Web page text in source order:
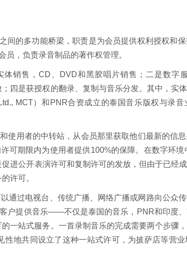
间的多功能桥梁，职责是为会员提供权利授权和
，负责录音制品的著作权管理。
销售，CD、DVD和黑胶唱片销售；二是数字
四是获授权的翻录、复制与音乐分发。其中，实
MCT）和PNR合资成立的泰国音乐版权与录音
使用者的中转站，从会员那里获取他们最新的信
可期限内为使用者提供100%的保障。在数字环
进公开表演许可和复制许可的发放，但由于已经
许可。
通过电视台、传统广播、网络广播或网路向公众
户提供音乐——不仅是泰国的音乐，PNR和印度
一站式服务。一首录制音乐的完成需要两个步骤
地共同设立了这种一站式许可，为披萨店等营